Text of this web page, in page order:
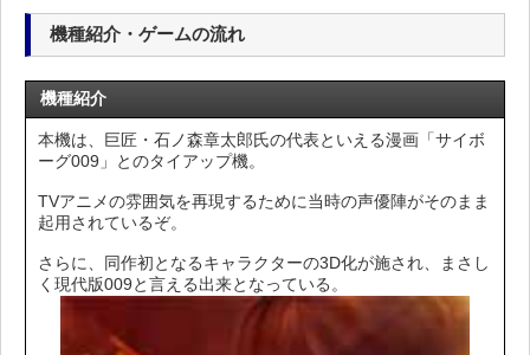
機種紹介・ゲームの流れ
機種紹介
本機は、巨匠・石ノ森章太郎氏の代表といえる漫画「サイボ
ーグ009」とのタイアップ機。
TVアニメの雰囲気を再現するために当時の声優陣がそのまま
起用されているぞ。
さらに、同作初となるキャラクターの3D化が施され、まさし
く現代版009と言える出来となっている。